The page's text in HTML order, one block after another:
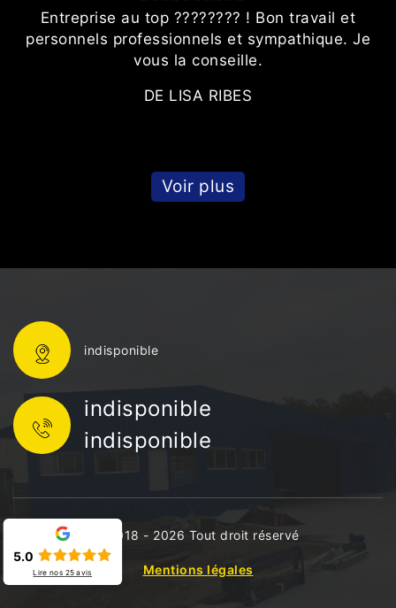
Entreprise au top ???????? ! Bon travail et
personnels professionnels et sympathique. Je
vous la conseille.
DE LISA RIBES
Voir plus
indisponible
indisponible
indisponible
©2018 - 2026 Tout droit réservé
Mentions légales
5.0
Lire nos 25avis